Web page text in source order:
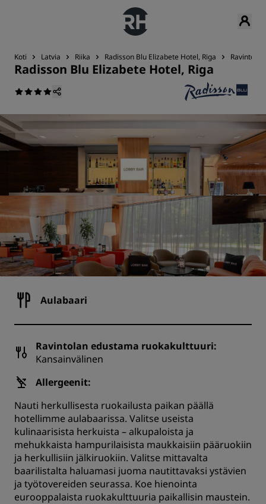
Koti Latvia Riika Radisson Blu Elizabete Hotel, Riga Ravintola
Radisson Blu Elizabete Hotel, Riga
Aulabaari
Ravintolan edustama ruokakulttuuri:
Kansainvälinen
Allergeenit:
Nauti herkullisesta ruokailusta paikan päällä
hotellimme aulabaarissa. Valitse useista
kulinaarisista herkuista – alkupaloista ja
mehukkaista hampurilaisista maukkaisiin pääruokiin
ja herkullisiin jälkiruokiin. Valitse mittavalta
baarilistalta haluamasi juoma nautittavaksi ystävien
ja työtovereiden seurassa. Koe hienointa
eurooppalaista ruokakulttuuria paikallisin maustein.